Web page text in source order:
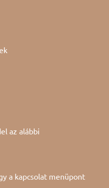
az alábbi
a kapcsolat menüpont